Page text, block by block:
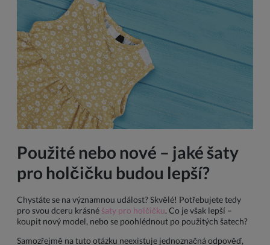
Použité nebo nové – jaké šaty
pro holčičku budou lepší?
Chystáte se na významnou událost? Skvělé! Potřebujete tedy
pro svou dceru krásné šaty pro holčičku. Co je však lepší –
koupit nový model, nebo se poohlédnout po použitých šatech?
Samozřejmě na tuto otázku neexistuje jednoznačná odpověď,